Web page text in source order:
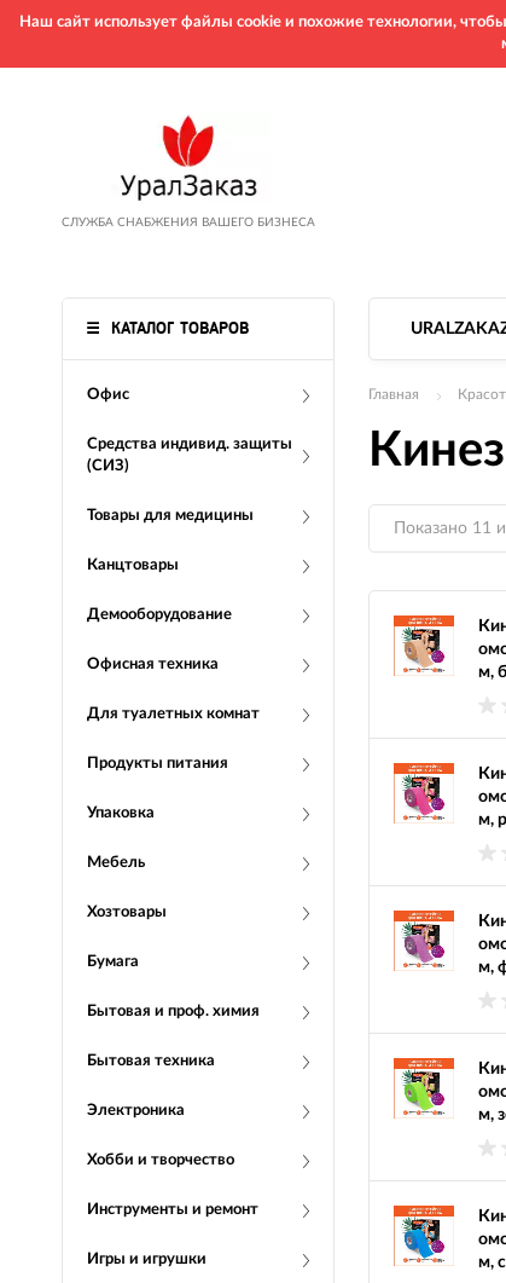
Наш сайт использует файлы cookie и похожие технологии,
СЛУЖБА СНАБЖЕНИЯ ВАШЕГО БИЗНЕСА
КАТАЛОГ ТОВАРОВ
Офис
Средства индивид. защиты
(СИЗ)
Товары для медицины
Канцтовары
Демооборудование
Офисная техника
Для туалетных комнат
Продукты питания
Упаковка
Мебель
Хозтовары
Бумага
Бытовая и проф. химия
Бытовая техника
Электроника
Хобби и творчество
Инструменты и ремонт
Игры и игрушки
Главная
Показано 11
м,
м,
м,
м,
м,